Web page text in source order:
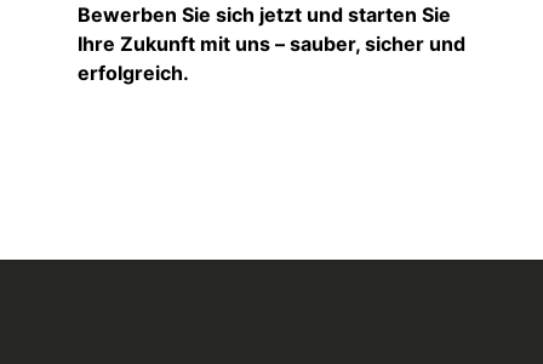
Bewerben Sie sich jetzt und starten Sie
Ihre Zukunft mit uns – sauber, sicher und
erfolgreich.